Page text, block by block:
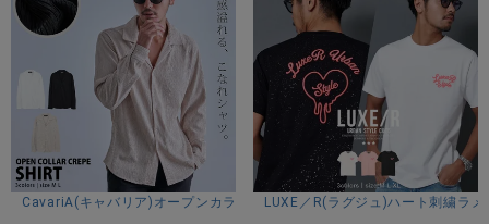
M：着丈68身幅68肩幅56袖丈57
L：着丈73身幅70肩幅59袖丈59
※平置き計測。
CavariA(キャバリア)オープンカラー楊柳シャツ/全3色LUXE／R(ラグジュ)ハート刺繍ラ